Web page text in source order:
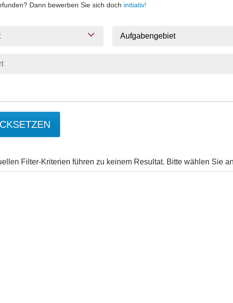
Dann bewerben Sie sich doch initiativ!
Aufgabengebiet
Filter-Kriterien führen zu keinem Resultat. Bitte wählen Sie